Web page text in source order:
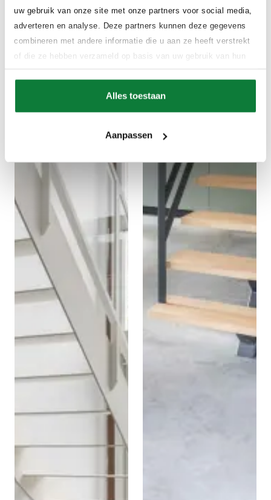
uw gebruik van onze site met onze partners voor social media,
adverteren en analyse. Deze partners kunnen deze gegevens
combineren met andere informatie die u aan ze heeft verstrekt
of die ze hebben verzameld op basis van uw gebruik van hun
Alles toestaan
Aanpassen